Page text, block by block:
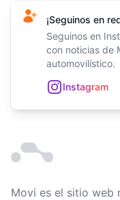
¡Seguinos en
Seguinos en
con noticias de
automovilístico.
Instagram
Movi es el sitio web